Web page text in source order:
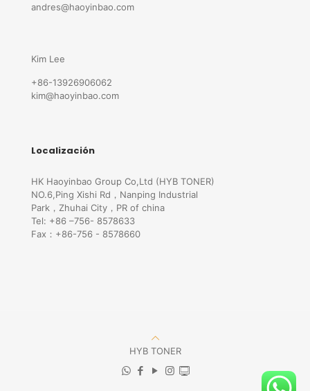
andres@haoyinbao.com
Kim Lee
+86-13926906062
kim@haoyinbao.com
Localización
HK Haoyinbao Group Co,Ltd (HYB TONER)
NO.6,Ping Xishi Rd，Nanping Industrial
Park，Zhuhai City，PR of china
Tel: +86 –756- 8578633
Fax：+86-756 - 8578660
HYB TONER